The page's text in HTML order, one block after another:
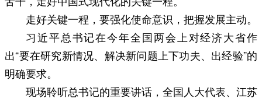
走好关键一程，要强化使命意识，把握发展主动。
习近平总书记在今年全国两会上对经济大省作
出“要在研究新情况、解决新问题上下功夫、出经验”的
明确要求。
现场聆听总书记的重要讲话，全国人大代表、江苏